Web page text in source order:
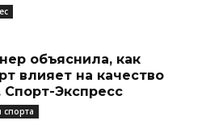
объяснила, как
влияет на качество
Спорт-Экспресс